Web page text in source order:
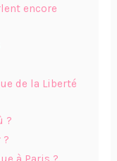
encore
de la Liberté
?
?